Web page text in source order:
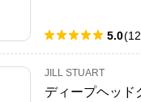
5.0(12
JILL STUART
ディープヘッド